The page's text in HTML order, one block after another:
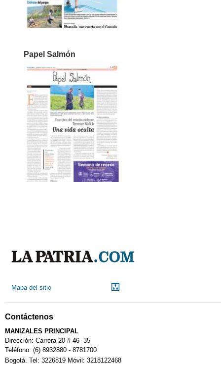
Papel Salmón
Mapa del sitio
Contáctenos
MANIZALES PRINCIPAL
Dirección: Carrera 20 # 46- 35
Teléfono: (6) 8932880 - 8781700
Bogotá. Tel: 3226819 Móvil: 3218122468